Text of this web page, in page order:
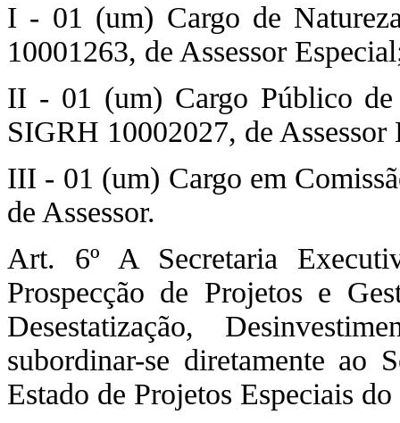
I - 01 (um) Cargo de
10001263, de Assessor
II - 01 (um) Cargo Público de
SIGRH 10002027, de Assessor
III - 01 (um) Cargo em
de Assessor.
Art. 6º A Secretaria
Prospecção de Projetos e
Desestatização,
subordinar-se diretamente ao
Estado de Projetos Especiais